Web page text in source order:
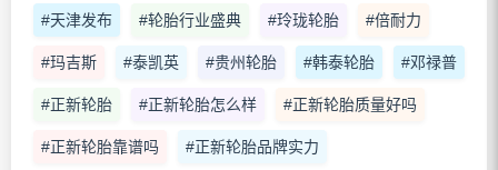
#天津发布 #轮胎行业盛典 #玲珑轮胎 #倍耐力
#玛吉斯 #泰凯英 #贵州轮胎 #韩泰轮胎 #邓禄普
#正新轮胎 #正新轮胎怎么样 #正新轮胎质量好吗
#正新轮胎靠谱吗 #正新轮胎品牌实力